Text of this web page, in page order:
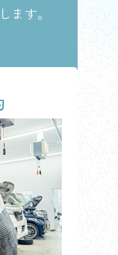
ます。